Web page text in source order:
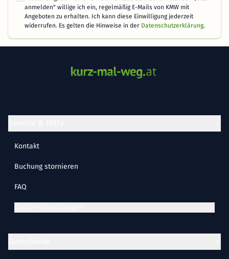
anmelden" willige ich ein, regelmäßig E-Mails von KMW mit
Angeboten zu erhalten. Ich kann diese Einwilligung jederzeit
widerrufen. Es gelten die Hinweise in der Datenschutzerklärung.
Kontakt
Buchung stornieren
FAQ